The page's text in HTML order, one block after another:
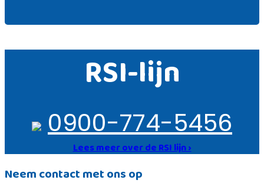
RSI-lijn
0900-774-5456
Lees meer over de RSI lijn ›
Neem contact met ons op